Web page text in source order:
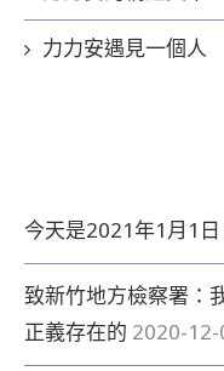
力力安遇見一個人
今天是2021年1月1日
致新竹地方檢察署：
正義存在的 2020-12-